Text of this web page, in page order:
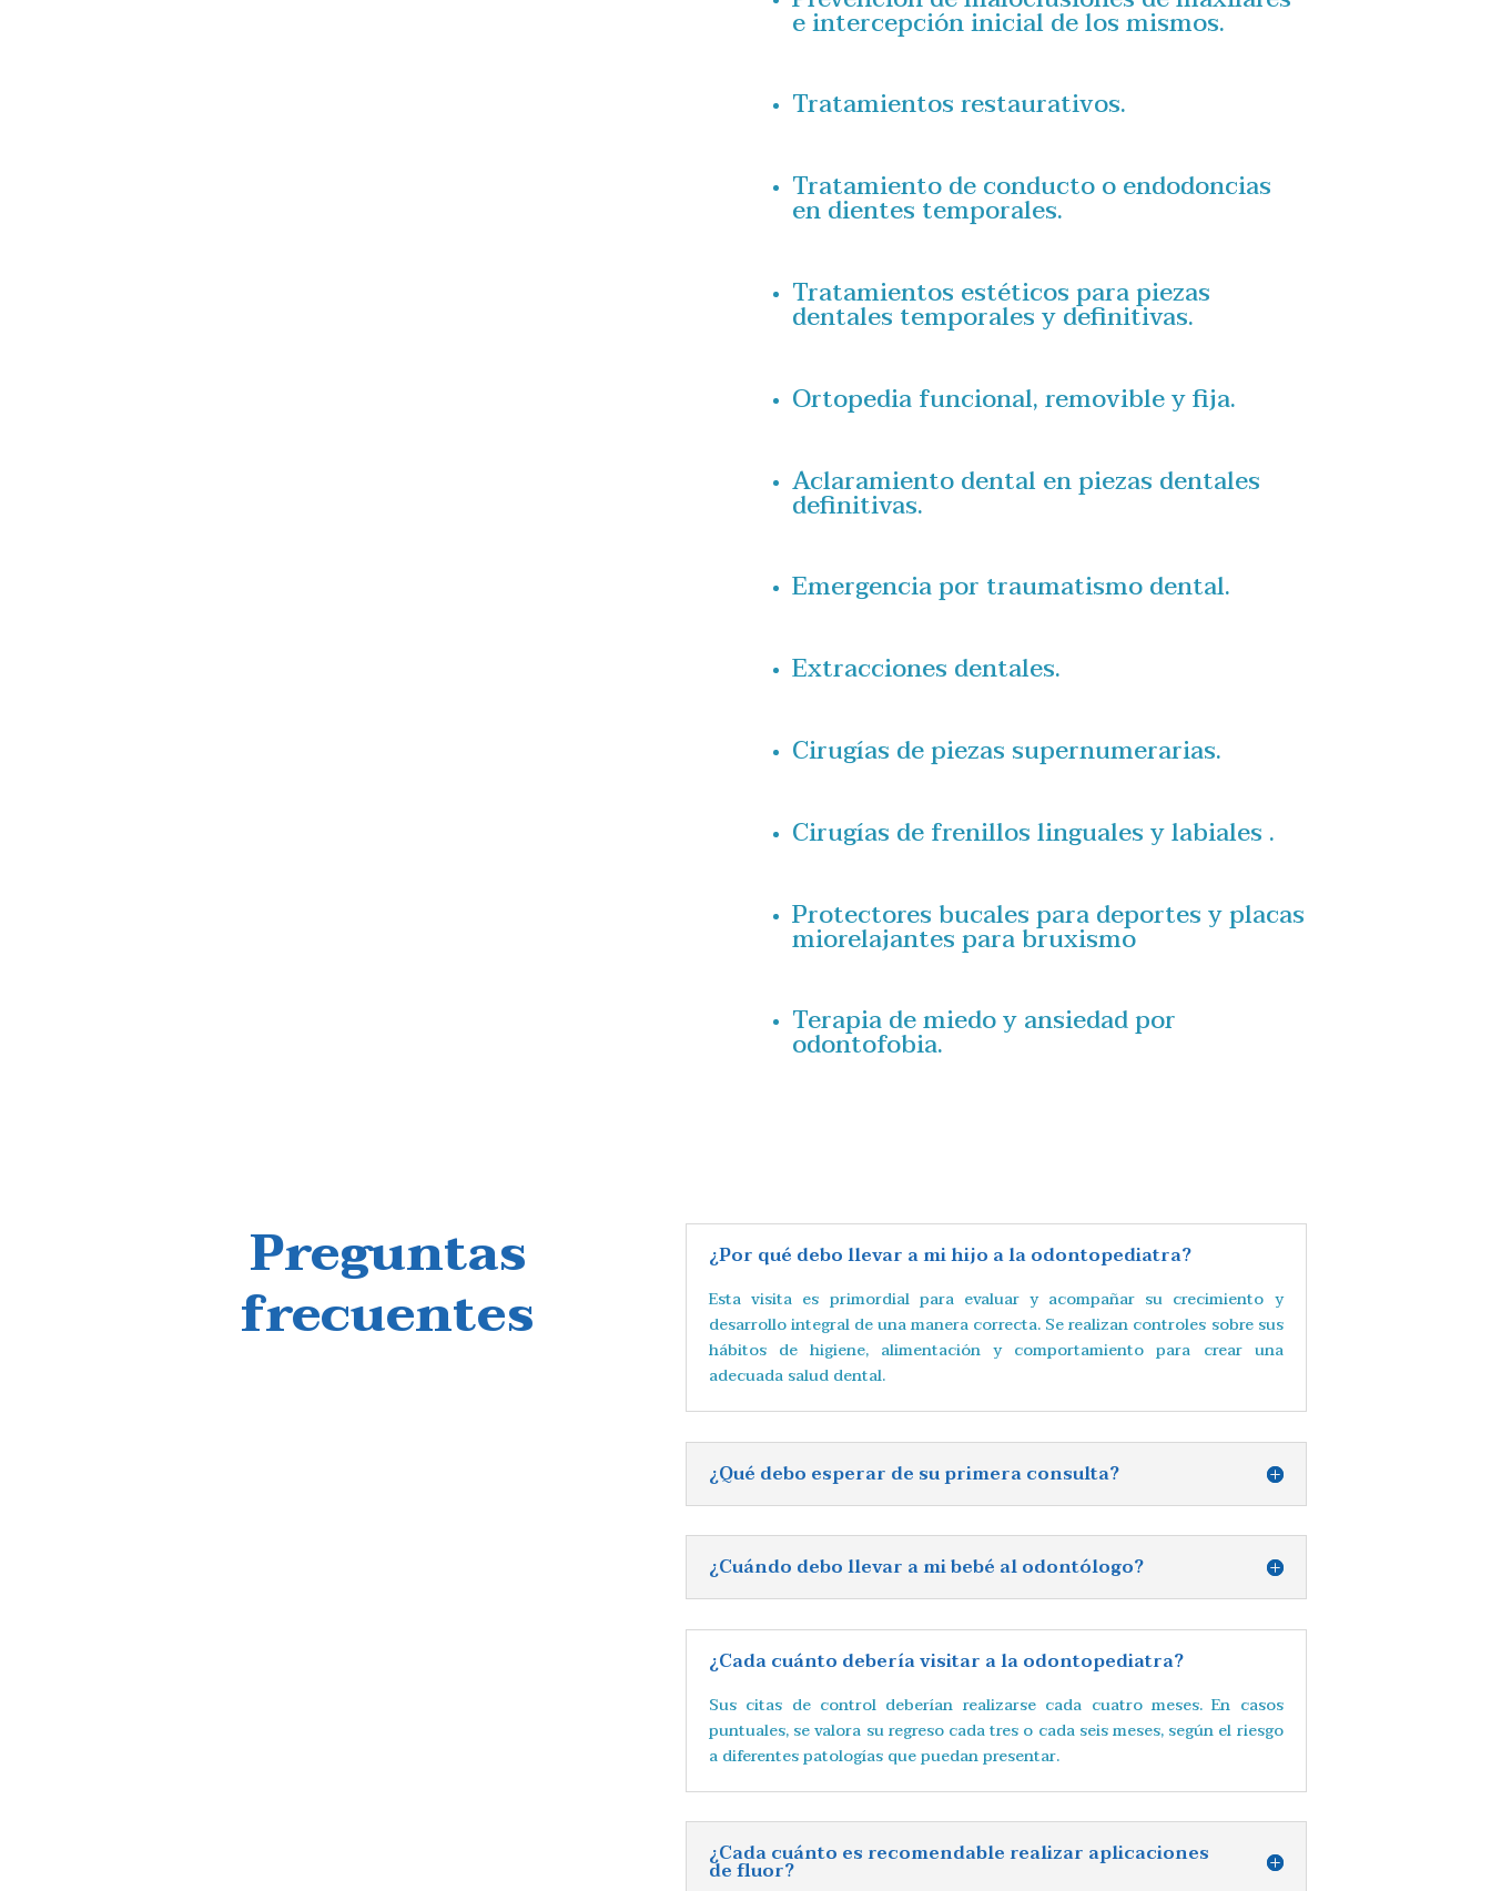
e intercepción inicial de los mismos.
Tratamientos restaurativos.
Tratamiento de conducto o endodoncias
en dientes temporales.
Tratamientos estéticos para piezas
dentales temporales y definitivas.
Ortopedia funcional, removible y fija.
Aclaramiento dental en piezas dentales
definitivas.
Emergencia por traumatismo dental.
Extracciones dentales.
Cirugías de piezas supernumerarias.
Cirugías de frenillos linguales y labiales .
Protectores bucales para deportes y placas
miorelajantes para bruxismo
Terapia de miedo y ansiedad por
odontofobia.
Preguntas
frecuentes
¿Por qué debo llevar a mi hijo a la odontopediatra?
Esta visita es primordial para evaluar y acompañar su crecimiento y
desarrollo integral de una manera correcta. Se realizan controles sobre sus
hábitos de higiene, alimentación y comportamiento para crear una
adecuada salud dental.
¿Qué debo esperar de su primera consulta?
¿Cuándo debo llevar a mi bebé al odontólogo?
¿Cada cuánto debería visitar a la odontopediatra?
Sus citas de control deberían realizarse cada cuatro meses. En casos
puntuales, se valora su regreso cada tres o cada seis meses, según el riesgo
a diferentes patologías que puedan presentar.
¿Cada cuánto es recomendable realizar aplicaciones
de fluor?